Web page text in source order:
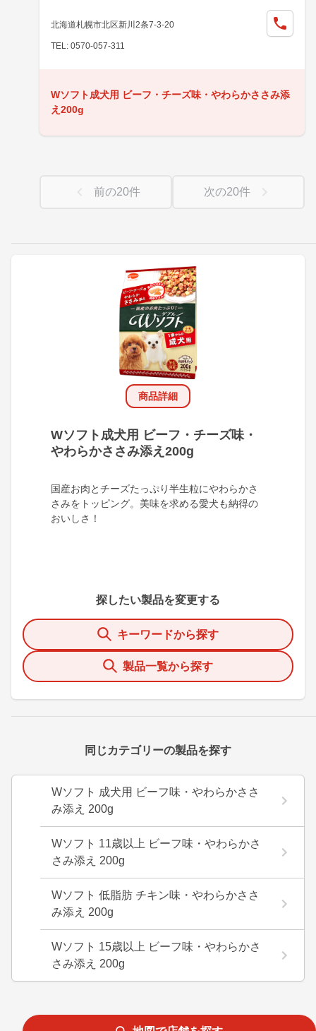
商品詳細
Wソフト成犬用 ビーフ・チーズ味・
やわらかささみ添え200g
国産お肉とチーズたっぷり半生粒にやわらかさ
さみをトッピング。美味を求める愛犬も納得の
おいしさ！
探したい製品を変更する
キーワードから探す
製品一覧から探す
同じカテゴリーの製品を探す
Wソフト 成犬用 ビーフ味・やわらかささ
み添え 200g
Wソフト 11歳以上 ビーフ味・やわらかさ
さみ添え 200g
Wソフト 低脂肪 チキン味・やわらかささ
み添え 200g
Wソフト 15歳以上 ビーフ味・やわらかさ
さみ添え 200g
北海道札幌市北区新川2条7-3-20
TEL: 0570-057-311
Wソフト成犬用 ビーフ・チーズ味・やわらかささみ添
え200g
前の20件 次の20件